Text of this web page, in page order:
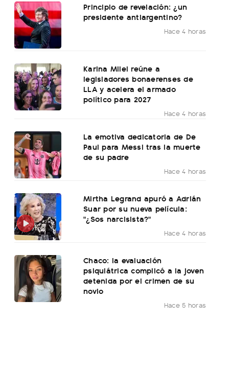
Principio de revelación: ¿un
presidente antiargentino?
Hace 4 horas
Karina Milei reúne a
legisladores bonaerenses de
LLA y acelera el armado
político para 2027
Hace 4 horas
La emotiva dedicatoria de De
Paul para Messi tras la muerte
de su padre
Hace 4 horas
Mirtha Legrand apuró a Adrián
Suar por su nueva película:
"¿Sos narcisista?"
Hace 4 horas
Chaco: la evaluación
psiquiátrica complicó a la joven
detenida por el crimen de su
novio
Hace 5 horas